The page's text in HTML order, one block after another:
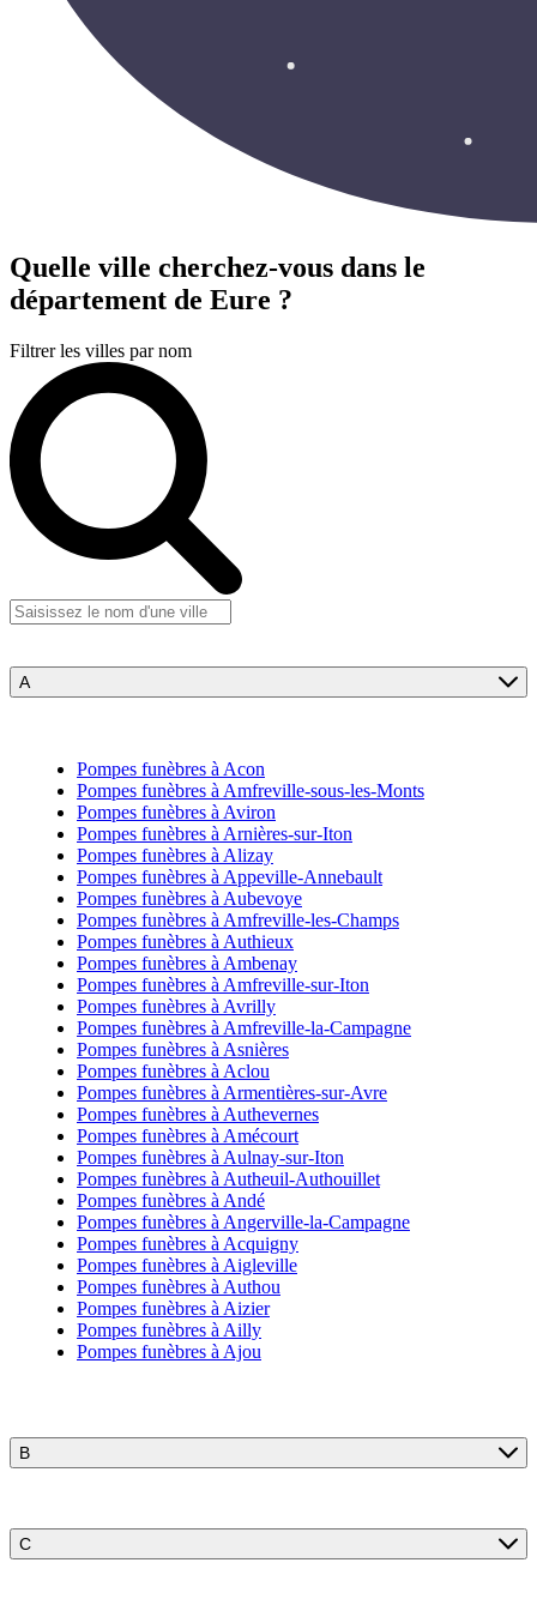
Quelle ville cherchez-vous dans le
département de Eure ?
Filtrer les villes par nom
A
Pompes funèbres à Acon
Pompes funèbres à Amfreville-sous-les-Monts
Pompes funèbres à Aviron
Pompes funèbres à Arnières-sur-Iton
Pompes funèbres à Alizay
Pompes funèbres à Appeville-Annebault
Pompes funèbres à Aubevoye
Pompes funèbres à Amfreville-les-Champs
Pompes funèbres à Authieux
Pompes funèbres à Ambenay
Pompes funèbres à Amfreville-sur-Iton
Pompes funèbres à Avrilly
Pompes funèbres à Amfreville-la-Campagne
Pompes funèbres à Asnières
Pompes funèbres à Aclou
Pompes funèbres à Armentières-sur-Avre
Pompes funèbres à Authevernes
Pompes funèbres à Amécourt
Pompes funèbres à Aulnay-sur-Iton
Pompes funèbres à Autheuil-Authouillet
Pompes funèbres à Andé
Pompes funèbres à Angerville-la-Campagne
Pompes funèbres à Acquigny
Pompes funèbres à Aigleville
Pompes funèbres à Authou
Pompes funèbres à Aizier
Pompes funèbres à Ailly
Pompes funèbres à Ajou
B
C